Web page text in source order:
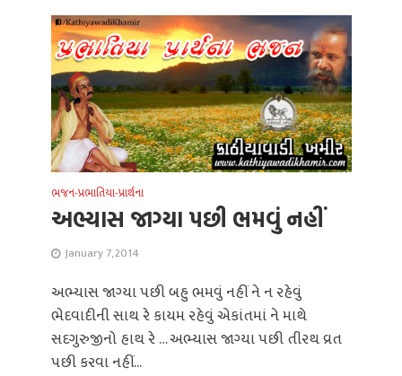
ભજન-પ્રભાતિયા-પ્રાર્થના
અભ્યાસ જાગ્યા પછી ભમવું નહીં
January 7, 2014
અભ્યાસ જાગ્યા પછી બહુ ભમવું નહીં ને ન રહેવું
ભેદવાદીની સાથ રે કાયમ રહેવું એકાંતમાં ને માથે
સદગુરુજીનો હાથ રે … અભ્યાસ જાગ્યા પછી તીરથ વ્રત
પછી કરવા નહીં...